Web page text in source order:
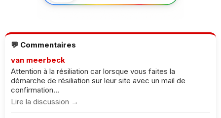
💬 Commentaires
van meerbeck
Attention à la résiliation car lorsque vous faites la
démarche de résiliation sur leur site avec un mail de
confirmation...
Lire la discussion →